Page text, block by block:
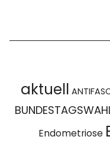
aktuell
Endometriose